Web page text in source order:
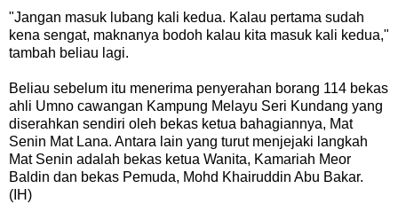
"Jangan masuk lubang kali kedua. Kalau pertama sudah
kena sengat, maknanya bodoh kalau kita masuk kali kedua,"
tambah beliau lagi.
Beliau sebelum itu menerima penyerahan borang 114 bekas
ahli Umno cawangan Kampung Melayu Seri Kundang yang
diserahkan sendiri oleh bekas ketua bahagiannya, Mat
Senin Mat Lana. Antara lain yang turut menjejaki langkah
Mat Senin adalah bekas ketua Wanita, Kamariah Meor
Baldin dan bekas Pemuda, Mohd Khairuddin Abu Bakar.
(IH)